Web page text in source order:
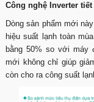
Công nghệ Inverter
Dòng sản phẩm mới
hiệu suất lạnh toàn
bằng 50% so với máy
mới không chỉ giúp
còn cho ra công suất